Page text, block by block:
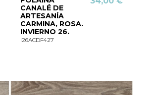
CANALÉ DE
ARTESANÍA
CARMINA, ROSA.
INVIERNO 26.
I26ACDF427